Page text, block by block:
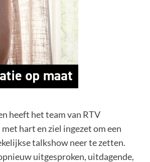
heeft het team van RTV
hart en ziel ingezet om een
talkshow neer te zetten.
uitgesproken, uitdagende,